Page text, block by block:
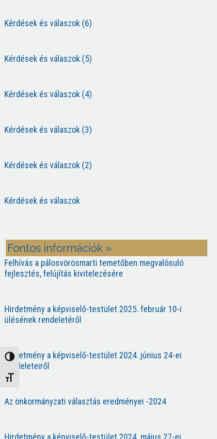
Nagy kontraszt váltása
Betűméret váltása
Kérdések és válaszok (6)
Kérdések és válaszok (5)
Kérdések és válaszok (4)
Kérdések és válaszok (3)
Kérdések és válaszok (2)
Kérdések és válaszok
Fontos információk »
Felhívás a pálosvörösmarti temetőben megvalósuló
fejlesztés, felújítás kivitelezésére
Hirdetmény a képviselő-testület 2025. február 10-i
ülésének rendeletéről
Hirdetmény a képviselő-testület 2024. június 24-ei
rendeleteiről
Az önkormányzati választás eredményei -2024
Hirdetmény a képviselő-testület 2024. május 27-ei